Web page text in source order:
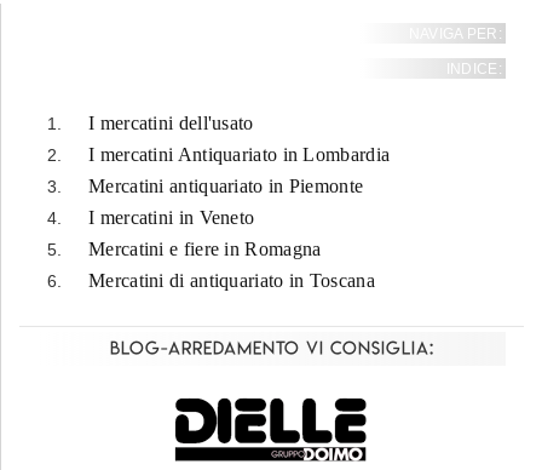
NAVIGA PER:
INDICE:
I mercatini dell'usato
I mercatini Antiquariato in Lombardia
Mercatini antiquariato in Piemonte
I mercatini in Veneto
Mercatini e fiere in Romagna
Mercatini di antiquariato in Toscana
Blog-Arredamento vi consiglia: